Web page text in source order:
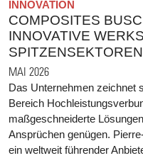
INNOVATION
COMPOSITES
INNOVATIVE
SPITZENSEKTOREN
MAI 2026
Das Unternehmen zeichnet
Bereich
maßgeschneiderte
Ansprüchen genügen.
ein weltweit führender